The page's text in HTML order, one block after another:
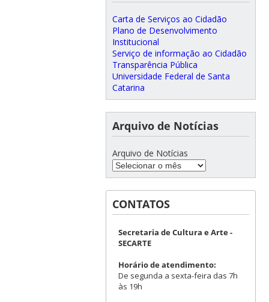
Carta de Serviços ao Cidadão
Plano de Desenvolvimento
Institucional
Serviço de informação ao Cidadão
Transparência Pública
Universidade Federal de Santa
Catarina
Arquivo de Notícias
Arquivo de Notícias
CONTATOS
Secretaria de Cultura e Arte -
SECARTE
Horário de atendimento:
De segunda a sexta-feira das 7h
às 19h